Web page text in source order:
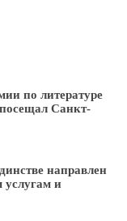
по литературе
Санкт-
направлен
услугам и